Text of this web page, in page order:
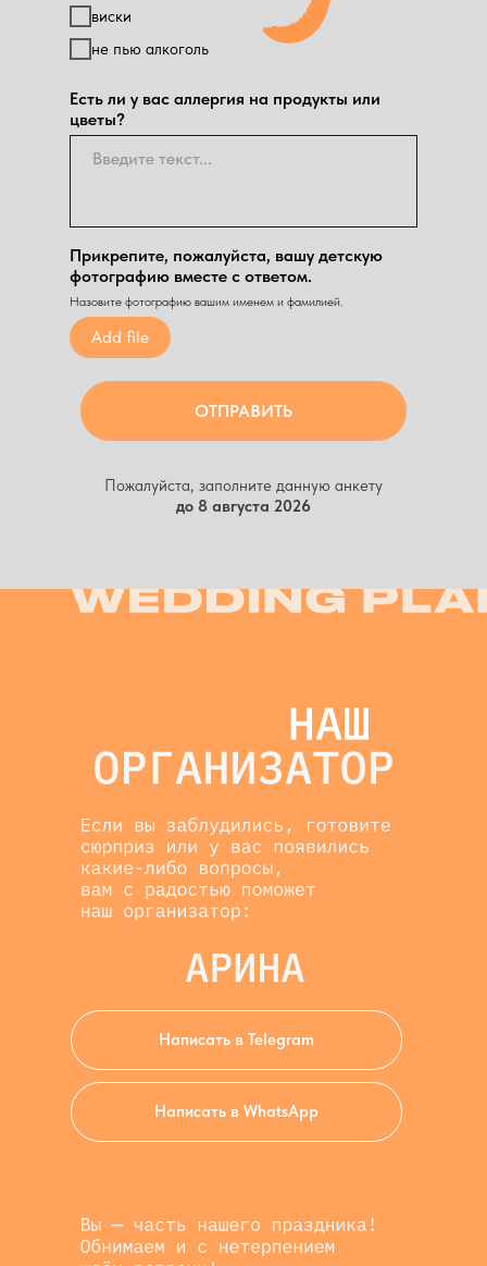
Пожалуйста, заполните данную анкету
до 8 августа 2026
виски
не пью алкоголь
Есть ли у вас аллергия на продукты или
цветы?
Прикрепите, пожалуйста, вашу детскую
фотографию вместе с ответом.
Назовите фотографию вашим именем и фамилией.
Add file
ОТПРАВИТЬ
Написать в Telegram
Написать в WhatsApp